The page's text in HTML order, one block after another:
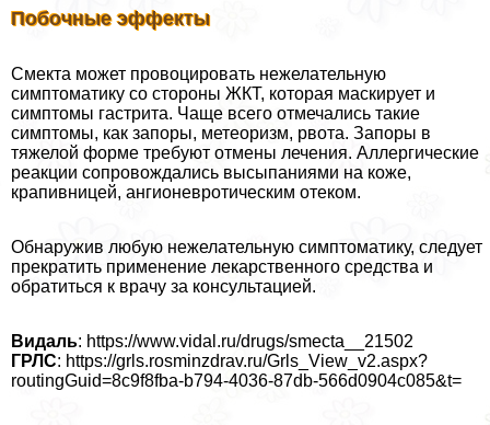
Побочные эффекты
Смекта может провоцировать нежелательную
симптоматику со стороны ЖКТ, которая маскирует и
симптомы гастрита. Чаще всего отмечались такие
симптомы, как запоры, метеоризм, рвота. Запоры в
тяжелой форме требуют отмены лечения. Аллергические
реакции сопровождались высыпаниями на коже,
крапивницей, ангионевротическим отеком.
Обнаружив любую нежелательную симптоматику, следует
прекратить применение лекарственного средства и
обратиться к врачу за консультацией.
Видаль: https://www.vidal.ru/drugs/smecta__21502
ГРЛС: https://grls.rosminzdrav.ru/Grls_View_v2.aspx?
routingGuid=8c9f8fba-b794-4036-87db-566d0904c085&t=